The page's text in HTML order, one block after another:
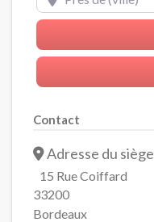
Contact
Adresse du siège
15 Rue Coiffard
33200
Bordeaux